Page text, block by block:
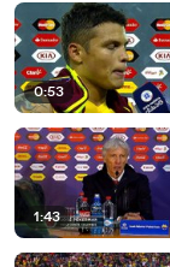
0:53
1:43